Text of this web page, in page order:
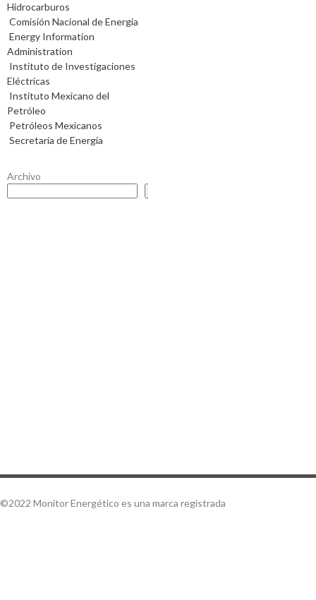
Hidrocarburos
Comisión Nacional de Energía
Energy Information
Administration
Instituto de Investigaciones
Eléctricas
Instituto Mexicano del
Petróleo
Petróleos Mexicanos
Secretaría de Energía
Archivo
©2022 Monitor Energético es una marca registrada